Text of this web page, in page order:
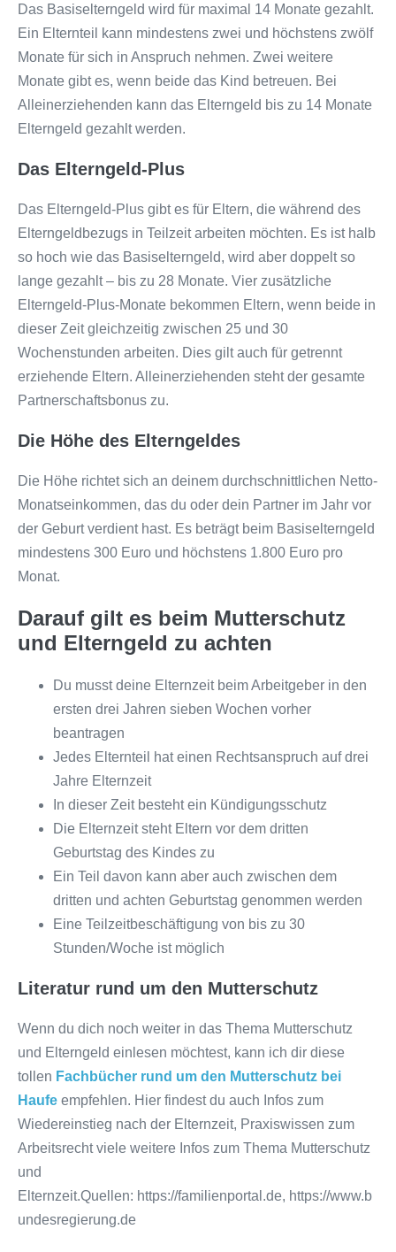
Das Basiselterngeld wird für maximal 14 Monate gezahlt.
Ein Elternteil kann mindestens zwei und höchstens zwölf
Monate für sich in Anspruch nehmen. Zwei weitere
Monate gibt es, wenn beide das Kind betreuen. Bei
Alleinerziehenden kann das Elterngeld bis zu 14 Monate
Elterngeld gezahlt werden.
Das Elterngeld-Plus
Das Elterngeld-Plus gibt es für Eltern, die während des
Elterngeldbezugs in Teilzeit arbeiten möchten. Es ist halb
so hoch wie das Basiselterngeld, wird aber doppelt so
lange gezahlt – bis zu 28 Monate. Vier zusätzliche
Elterngeld-Plus-Monate bekommen Eltern, wenn beide in
dieser Zeit gleichzeitig zwischen 25 und 30
Wochenstunden arbeiten. Dies gilt auch für getrennt
erziehende Eltern. Alleinerziehenden steht der gesamte
Partnerschaftsbonus zu.
Die Höhe des Elterngeldes
Die Höhe richtet sich an deinem durchschnittlichen Netto-
Monatseinkommen, das du oder dein Partner im Jahr vor
der Geburt verdient hast. Es beträgt beim Basiselterngeld
mindestens 300 Euro und höchstens 1.800 Euro pro
Monat.
Darauf gilt es beim Mutterschutz
und Elterngeld zu achten
Du musst deine Elternzeit beim Arbeitgeber in den
ersten drei Jahren sieben Wochen vorher
beantragen
Jedes Elternteil hat einen Rechtsanspruch auf drei
Jahre Elternzeit
In dieser Zeit besteht ein Kündigungsschutz
Die Elternzeit steht Eltern vor dem dritten
Geburtstag des Kindes zu
Ein Teil davon kann aber auch zwischen dem
dritten und achten Geburtstag genommen werden
Eine Teilzeitbeschäftigung von bis zu 30
Stunden/Woche ist möglich
Literatur rund um den Mutterschutz
Wenn du dich noch weiter in das Thema Mutterschutz
und Elterngeld einlesen möchtest, kann ich dir diese
tollen Fachbücher rund um den Mutterschutz bei
Haufe empfehlen. Hier findest du auch Infos zum
Wiedereinstieg nach der Elternzeit, Praxiswissen zum
Arbeitsrecht viele weitere Infos zum Thema Mutterschutz
und
Elternzeit.Quellen: https://familienportal.de, https://www.b
undesregierung.de